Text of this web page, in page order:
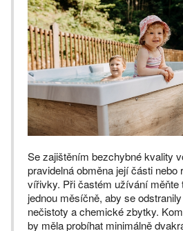
Se zajištěním bezchybné kvality
pravidelná obměna její části nebo
vířivky. Při častém užívání měňte
jednou měsíčně, aby se
nečistoty a chemické zbytky.
by měla probíhat minimálně